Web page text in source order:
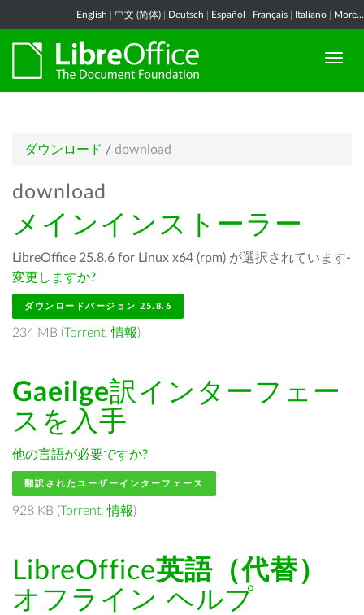
English 中文 (简体) Deutsch Español Français Italiano More...
ダウンロード / download
download
メインインストーラー
LibreOffice 25.8.6 for Linux x64 (rpm) が選択されています-
変更しますか?
ダウンロードバージョン 25.8.6
234 MB (Torrent,情報)
Gaeilge訳インターフェー
スを入手
他の言語が必要ですか?
翻訳されたユーザーインターフェース
928 KB (Torrent,情報)
LibreOffice英語（代替）
オフライン ヘルプ